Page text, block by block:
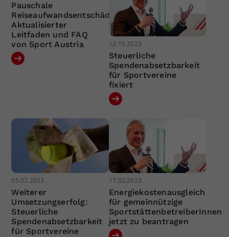
Pauschale
Reiseaufwandsentschädigung:
Aktualisierter
Leitfaden und FAQ
von Sport Austria
12.10.2023
Steuerliche
Spendenabsetzbarkeit
für Sportvereine
fixiert
05.07.2023
Weiterer
Umsetzungserfolg:
Steuerliche
Spendenabsetzbarkeit
für Sportvereine
17.02.2023
Energiekostenausgleich
für gemeinnützige
SportstättenbetreiberInnen
jetzt zu beantragen